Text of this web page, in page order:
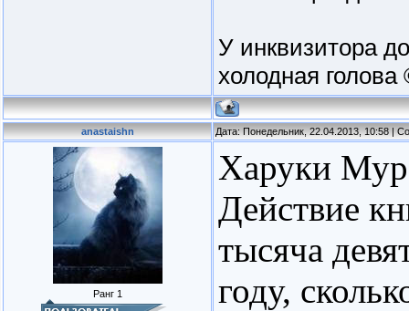
У инквизитора
холодная голова
anastaishn Дата: Понедельник, 22.04.2013, 10:58 |
Ранг 1
Харуки
Действие
тысяча
году,